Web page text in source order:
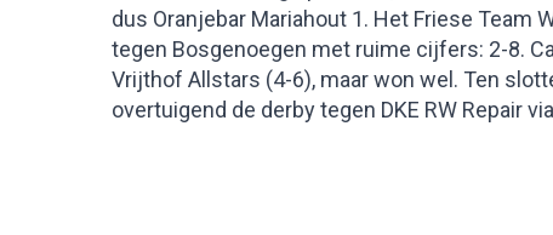
dus Oranjebar Mariahout 1. Het Friese
tegen Bosgenoegen met ruime cijfers: 2-8.
Vrijthof Allstars (4-6), maar won wel. Ten
overtuigend de derby tegen DKE RW Repair